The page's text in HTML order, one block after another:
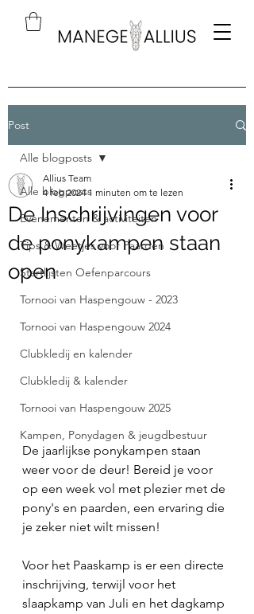
Post
Alle blogposts
Evenementen & activiteiten
Tips & Weetjes voor Paarden
Startlijsten Oefenparcours
Tornooi van Haspengouw - 2023
Tornooi van Haspengouw 2024
Clubkledij en kalender
Clubkledij & kalender
Tornooi van Haspengouw 2025
Kampen, Ponydagen & jeugdbestuur
Alle blogposts
De Inschrijvingen voor
de ponykampen staan
open
Allius Team
4 feb 2024 1 minuten om te lezen
De jaarlijkse ponykampen staan
weer voor de deur! Bereid je voor
op een week vol met plezier met de
pony's en paarden, een ervaring die
je zeker niet wilt missen!
Voor het Paaskamp is er een directe
inschrijving, terwijl voor het
slaapkamp van Juli en het dagkamp